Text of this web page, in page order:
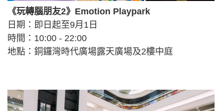
《玩轉腦朋友2》Emotion Playpark
日期：即日起至9月1日
時間：10:00 - 22:00
地點：銅鑼灣時代廣場露天廣場及2樓中庭